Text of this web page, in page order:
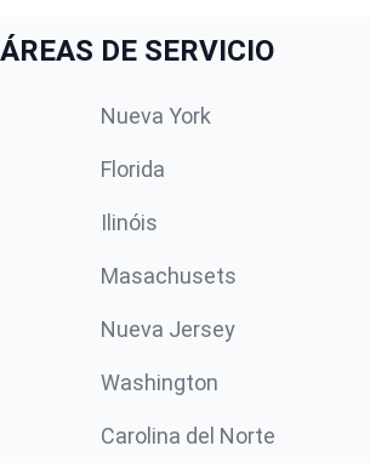
DE SERVICIO
Nueva York
Florida
Ilinóis
Masachusets
Nueva Jersey
Washington
Carolina del Norte